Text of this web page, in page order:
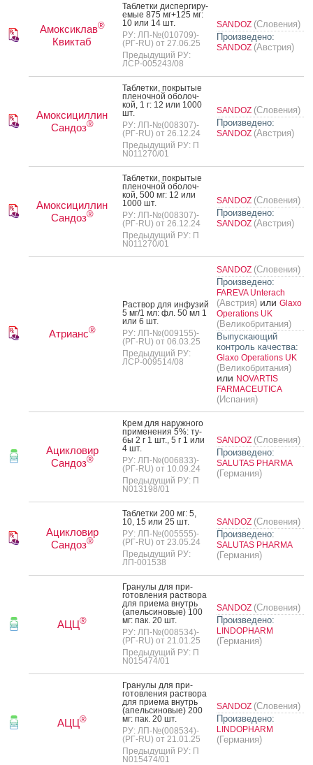
Амоксиклав®
Квиктаб
Таб­летки дис­перги­ру­
емые 875 мг+125 мг:
10 или 14 шт.
РУ: ЛП-№(010709)-
(РГ-RU) от 27.06.25
Предыдущий РУ:
ЛСР-005243/08
SANDOZ (Словения)
Произведено:
SANDOZ (Австрия)
Амоксициллин
Сандоз®
Таб­летки, пок­ры­тые
пле­ноч­ной обо­лоч­
кой, 1 г: 12 или 1000
шт.
РУ: ЛП-№(008307)-
(РГ-RU) от 26.12.24
Предыдущий РУ: П
N011270/01
SANDOZ (Словения)
Произведено:
SANDOZ (Австрия)
Амоксициллин
Сандоз®
Таб­летки, пок­ры­тые
пле­ноч­ной обо­лоч­
кой, 500 мг: 12 или
1000 шт.
РУ: ЛП-№(008307)-
(РГ-RU) от 26.12.24
Предыдущий РУ: П
N011270/01
SANDOZ (Словения)
Произведено:
SANDOZ (Австрия)
Атрианс®
Рас­твор для ин­фу­зий
5 мг/1 мл: фл. 50 мл 1
или 6 шт.
РУ: ЛП-№(009155)-
(РГ-RU) от 06.03.25
Предыдущий РУ:
ЛСР-009514/08
SANDOZ (Словения)
Произведено:
FAREVA Unterach
(Австрия) или Glaxo
Operations UK
(Великобритания)
Выпускающий
контроль качества:
Glaxo Operations UK
(Великобритания)
или NOVARTIS
FARMACEUTICA
(Испания)
Ацикловир
Сандоз®
Крем для на­руж­но­го
при­мене­ния 5%: ту­
бы 2 г 1 шт., 5 г 1 или
4 шт.
РУ: ЛП-№(006833)-
(РГ-RU) от 10.09.24
Предыдущий РУ: П
N013198/01
SANDOZ (Словения)
Произведено:
SALUTAS PHARMA
(Германия)
Ацикловир
Сандоз®
Таб­летки 200 мг: 5,
10, 15 или 25 шт.
РУ: ЛП-№(005555)-
(РГ-RU) от 23.05.24
Предыдущий РУ:
ЛП-001538
SANDOZ (Словения)
Произведено:
SALUTAS PHARMA
(Германия)
АЦЦ®
Гра­нулы для при­
готов­ле­ния рас­тво­ра
для при­ема внутрь
(апель­си­новые) 100
мг: пак. 20 шт.
РУ: ЛП-№(008534)-
(РГ-RU) от 21.01.25
Предыдущий РУ: П
N015474/01
SANDOZ (Словения)
Произведено:
LINDOPHARM
(Германия)
АЦЦ®
Гра­нулы для при­
готов­ле­ния рас­тво­ра
для при­ема внутрь
(апель­си­новые) 200
мг: пак. 20 шт.
РУ: ЛП-№(008534)-
(РГ-RU) от 21.01.25
Предыдущий РУ: П
N015474/01
SANDOZ (Словения)
Произведено:
LINDOPHARM
(Германия)